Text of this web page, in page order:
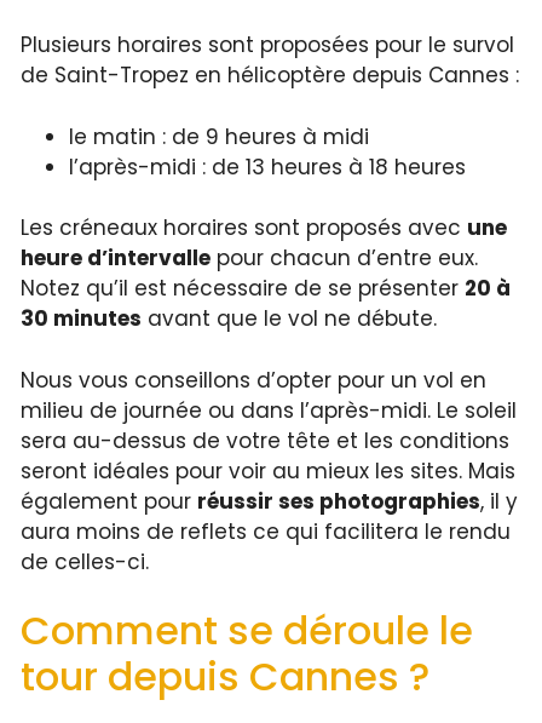
Plusieurs horaires sont proposées pour le survol
de Saint-Tropez en hélicoptère depuis Cannes :
le matin : de 9 heures à midi
l’après-midi : de 13 heures à 18 heures
Les créneaux horaires sont proposés avec une
heure d’intervalle pour chacun d’entre eux.
Notez qu’il est nécessaire de se présenter 20 à
30 minutes avant que le vol ne débute.
Nous vous conseillons d’opter pour un vol en
milieu de journée ou dans l’après-midi. Le soleil
sera au-dessus de votre tête et les conditions
seront idéales pour voir au mieux les sites. Mais
également pour réussir ses photographies, il y
aura moins de reflets ce qui facilitera le rendu
de celles-ci.
Comment se déroule le
tour depuis Cannes ?